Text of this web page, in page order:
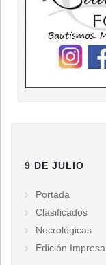
9 DE JULIO
Portada
Clasificados
Necrológicas
Edición Impresa